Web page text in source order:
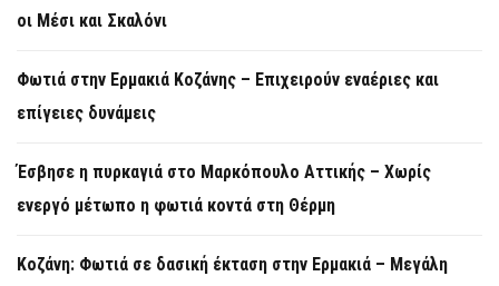
οι Μέσι και Σκαλόνι
Φωτιά στην Ερμακιά Κοζάνης – Επιχειρούν εναέριες και
επίγειες δυνάμεις
Έσβησε η πυρκαγιά στο Μαρκόπουλο Αττικής – Χωρίς
ενεργό μέτωπο η φωτιά κοντά στη Θέρμη
Κοζάνη: Φωτιά σε δασική έκταση στην Ερμακιά – Μεγάλη